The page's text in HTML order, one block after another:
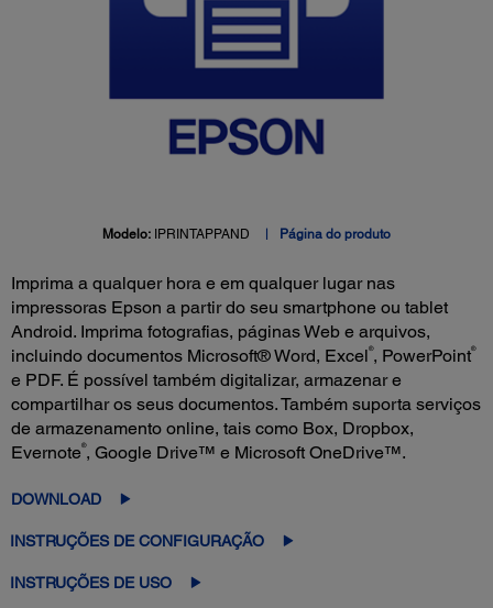
Modelo: IPRINTAPPAND Página do produto
Imprima a qualquer hora e em qualquer lugar nas
impressoras Epson a partir do seu smartphone ou tablet
Android. Imprima fotografias, páginas Web e arquivos,
incluindo documentos Microsoft® Word, Excel®, PowerPoint®
e PDF. É possível também digitalizar, armazenar e
compartilhar os seus documentos. Também suporta serviços
de armazenamento online, tais como Box, Dropbox,
Evernote®, Google Drive™ e Microsoft OneDrive™.
DOWNLOAD
INSTRUÇÕES DE CONFIGURAÇÃO
INSTRUÇÕES DE USO